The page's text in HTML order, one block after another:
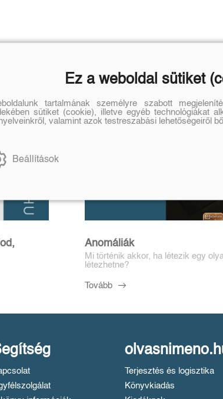
Anomáliák
Mi történik akkor, ha létezik egy
létezhetne?
Tovább
Terjesztés és logisztika
Könyvkiadás
Ez a weboldal sütiket
tartalmának személyre szabott
sütiket (cookie), illetve egyéb technológiákat
valamint azok testreszabási lehetőségeiről
Beállítások